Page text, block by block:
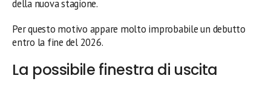
della nuova stagione.
Per questo motivo appare molto improbabile un debutto
entro la fine del 2026.
La possibile finestra di uscita